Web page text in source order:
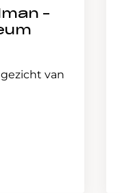
–
van